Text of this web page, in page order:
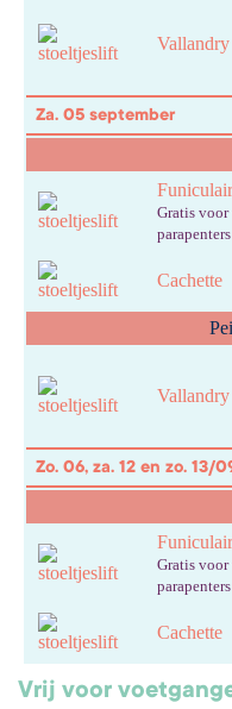
Vallandry
Za. 05 september
Gratis voor
parapenters
Cachette
Vallandry
Zo. 06, za. 12 en zo. 13/
Gratis voor
parapenters
Cachette
Vrij voor